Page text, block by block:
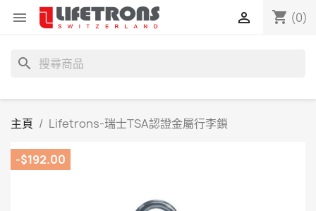
 shopping_cart (0)

search
主頁 Lifetrons-瑞士TSA認證金屬行李鎖
-$192.00